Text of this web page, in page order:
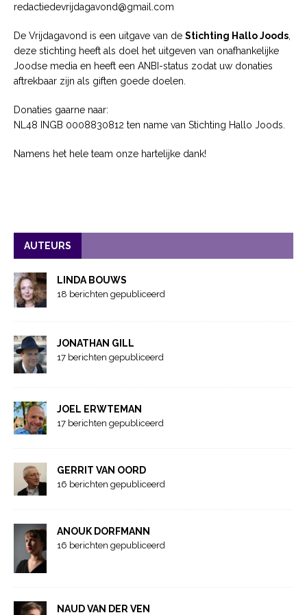
redactiedevrijdagavond@gmail.com
De Vrijdagavond is een uitgave van de Stichting Hallo Joods
deze stichting heeft als doel het uitgeven van onafhankelijke
Joodse media en heeft een ANBI-status zodat uw donaties
aftrekbaar zijn als giften goede doelen.
Donaties gaarne naar:
NL48 INGB 0008830812 ten name van Stichting Hallo Joods.
Namens het hele team onze hartelijke dank!
AUTEURS
LINDA BOUWS
18 berichten gepubliceerd
JONATHAN GILL
17 berichten gepubliceerd
JOEL ERWTEMAN
17 berichten gepubliceerd
GERRIT VAN OORD
16 berichten gepubliceerd
ANOUK DORFMANN
16 berichten gepubliceerd
NAUD VAN DER VEN